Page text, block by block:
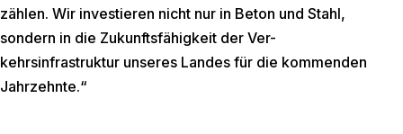
zählen. Wir investieren nicht nur in Beton und Stahl,
sondern in die Zukunftsfähigkeit der Ver-
kehrsinfrastruktur unseres Landes für die kommenden
Jahrzehnte.“